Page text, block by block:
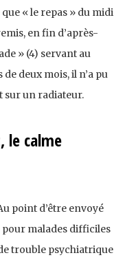
« le repas » du midi
en fin d’après-
» (4) servant au
deux mois, il n’a pu
sur un radiateur.
le calme
point d’être envoyé
malades difficiles
trouble psychiatrique